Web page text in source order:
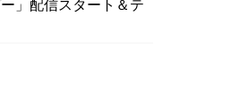
」配信スタート＆テ